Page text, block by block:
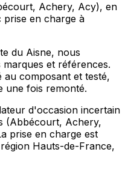
Achery, Acy), en
prise en charge à
du Aisne, nous
et références.
composant et testé,
une fois remonté.
d'occasion incertain
(Abbécourt, Achery,
prise en charge est
Hauts-de-France,